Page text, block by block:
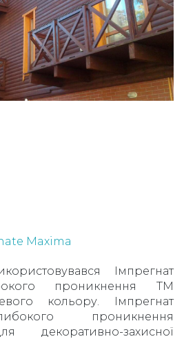
Maxima
Імпрегнат
проникнення TM
кольору. Імпрегнат
проникнення
декоративно-захисної